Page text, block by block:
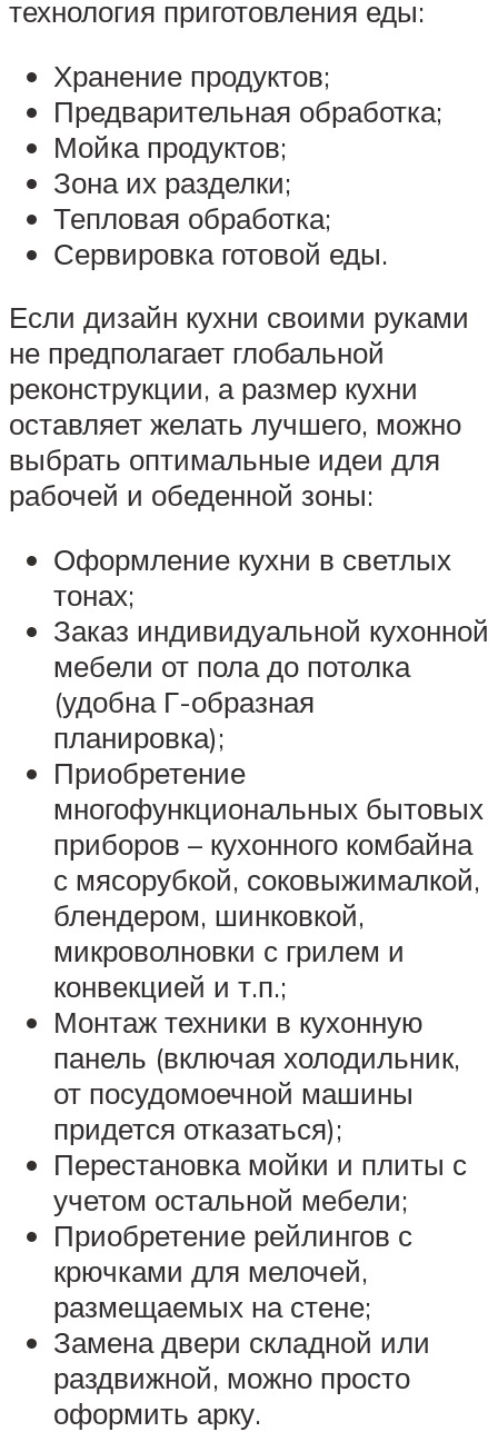
технология приготовления еды:
Хранение продуктов;
Предварительная обработка;
Мойка продуктов;
Зона их разделки;
Тепловая обработка;
Сервировка готовой еды.
Если дизайн кухни своими руками
не предполагает глобальной
реконструкции, а размер кухни
оставляет желать лучшего, можно
выбрать оптимальные идеи для
рабочей и обеденной зоны:
Оформление кухни в светлых
тонах;
Заказ индивидуальной кухонной
мебели от пола до потолка
(удобна Г-образная
планировка);
Приобретение
многофункциональных бытовых
приборов – кухонного комбайна
с мясорубкой, соковыжималкой,
блендером, шинковкой,
микроволновки с грилем и
конвекцией и т.п.;
Монтаж техники в кухонную
панель (включая холодильник,
от посудомоечной машины
придется отказаться);
Перестановка мойки и плиты с
учетом остальной мебели;
Приобретение рейлингов с
крючками для мелочей,
размещаемых на стене;
Замена двери складной или
раздвижной, можно просто
оформить арку.